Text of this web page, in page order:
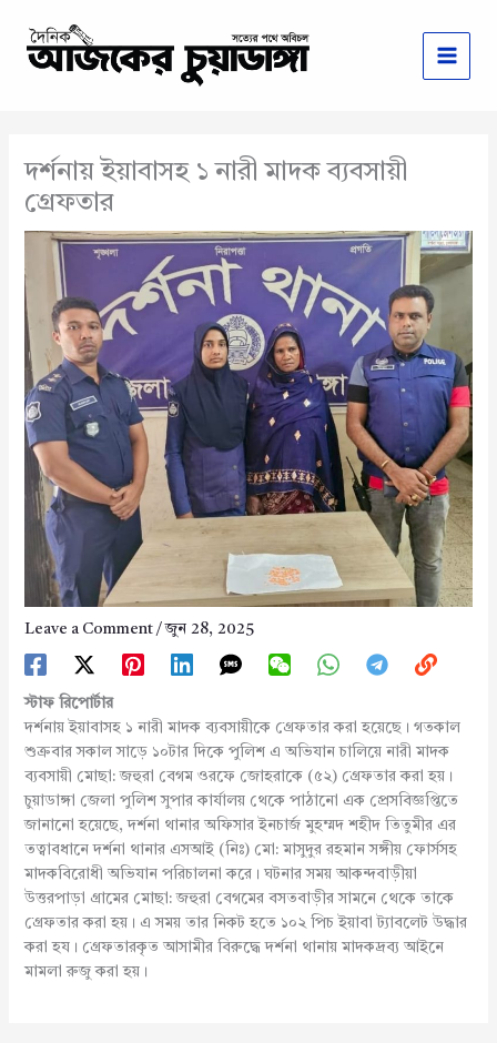
content
দর্শনায় ইয়াবাসহ ১ নারী মাদক ব্যবসায়ী
গ্রেফতার
Leave a Comment /জুন 28, 2025
স্টাফ রিপোর্টার
দর্শনায় ইয়াবাসহ ১ নারী মাদক ব্যবসায়ীকে গ্রেফতার করা হয়েছে। গতকাল
শুক্রবার সকাল সাড়ে ১০টার দিকে পুলিশ এ অভিযান চালিয়ে নারী মাদক
ব্যবসায়ী মোছা: জহুরা বেগম ওরফে জোহরাকে (৫২) গ্রেফতার করা হয়।
চুয়াডাঙ্গা জেলা পুলিশ সুপার কার্যালয় থেকে পাঠানো এক প্রেসবিজ্ঞপ্তিতে
জানানো হয়েছে, দর্শনা থানার অফিসার ইনচার্জ মুহম্মদ শহীদ তিতুমীর এর
তত্বাবধানে দর্শনা থানার এসআই (নিঃ) মো: মাসুদুর রহমান সঙ্গীয় ফোর্সসহ
মাদকবিরোধী অভিযান পরিচালনা করে। ঘটনার সময় আকন্দবাড়ীয়া
উত্তরপাড়া গ্রামের মোছা: জহুরা বেগমের বসতবাড়ীর সামনে থেকে তাকে
গ্রেফতার করা হয়। এ সময় তার নিকট হতে ১০২ পিচ ইয়াবা ট্যাবলেট উদ্ধার
করা হয। গ্রেফতারকৃত আসামীর বিরুদ্ধে দর্শনা থানায় মাদকদ্রব্য আইনে
মামলা রুজু করা হয়।